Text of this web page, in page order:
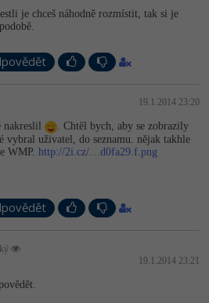
-10%
je chceš náhodně rozmístit, tak si je
19.1.2014 23:20
nakreslil
. Chtěl bych, aby se zobrazily
vybral uživatel, do seznamu. nějak takhle
WMP. http://2i.cz/…d0fa29.f.png
19.1.2014 23:21